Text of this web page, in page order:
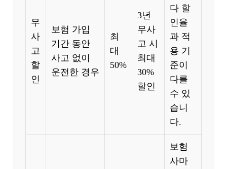
무
사
고
할
인
보험 가입
기간 동안
사고 없이
운전한 경우
최
대
50%
3년
무사
고 시
최대
30%
할인
다 할
인율
과 적
용 기
준이
다를
수 있
습니
다.
보험
사마